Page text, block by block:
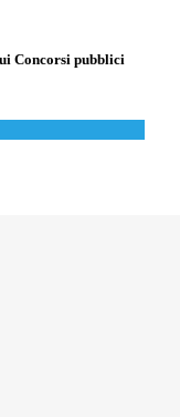
Concorsi pubblici